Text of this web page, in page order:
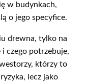
w budynkach,
o jego specyfice.
drewna, tylko na
czego potrzebuje,
którzy to
lecz jako